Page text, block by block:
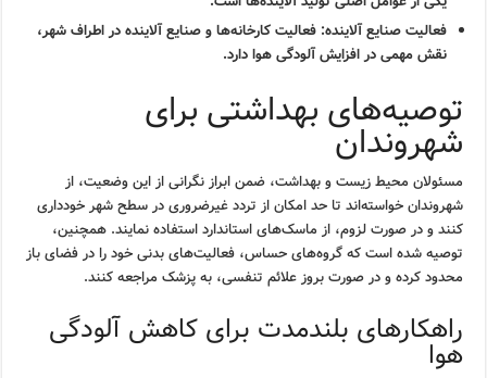
فعالیت صنایع آلاینده: فعالیت کارخانه‌ها و صنایع آلاینده در اطراف شهر،
نقش مهمی در افزایش آلودگی هوا دارد.
توصیه‌های بهداشتی برای
شهروندان
مسئولان محیط زیست و بهداشت، ضمن ابراز نگرانی از این وضعیت، از
شهروندان خواسته‌اند تا حد امکان از تردد غیرضروری در سطح شهر خودداری
کنند و در صورت لزوم، از ماسک‌های استاندارد استفاده نمایند. همچنین،
توصیه شده است که گروه‌های حساس، فعالیت‌های بدنی خود را در فضای باز
محدود کرده و در صورت بروز علائم تنفسی، به پزشک مراجعه کنند.
راهکارهای بلندمدت برای کاهش آلودگی
هوا